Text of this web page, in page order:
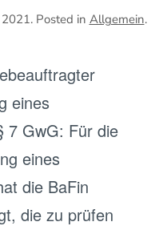
2021. Posted in Allgemein.
eines
7 GwG: Für die
eines
die BaFin
die zu prüfen